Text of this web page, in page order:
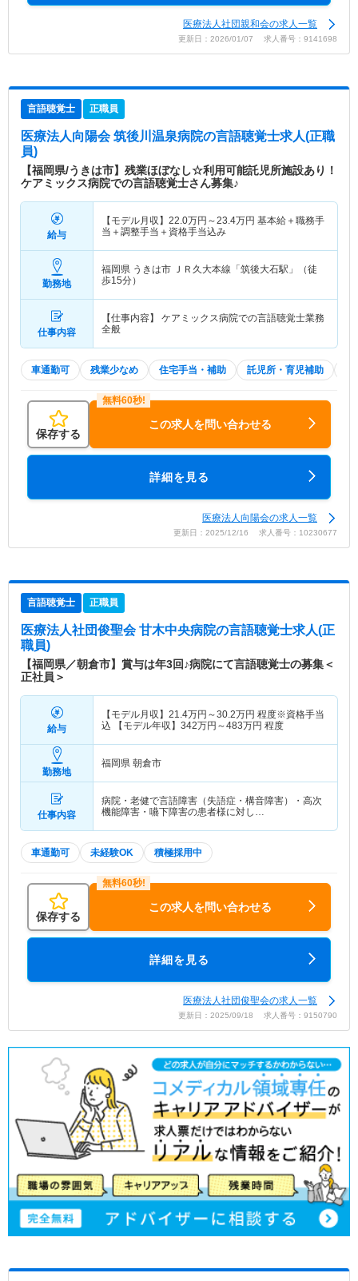
医療法人社団親和会の求人一覧
更新日：2026/01/07 求人番号：9141698
言語聴覚士 正職員
医療法人向陽会 筑後川温泉病院の言語聴覚士求人(正職
員)
【福岡県/うきは市】残業ほぼなし☆利用可能託児所施設あり！
ケアミックス病院での言語聴覚士さん募集♪
給与
【モデル月収】 22.0万円～23.4万円 基本給＋職務手
当＋調整手当＋資格手当込み
勤務地
福岡県 うきは市
ＪＲ久大本線「筑後大石駅」（徒
歩15分）
仕事内容
【仕事内容】 ケアミックス病院での言語聴覚士業務
全般
車通勤可 残業少なめ 住宅手当・補助 託児所・育児補助
保存する
この求人を問い合わせる
詳細を見る
医療法人向陽会の求人一覧
更新日：2025/12/16 求人番号：10230677
言語聴覚士 正職員
医療法人社団俊聖会 甘木中央病院の言語聴覚士求人(正
職員)
【福岡県／朝倉市】賞与は年3回♪病院にて言語聴覚士の募集＜
正社員＞
給与
【モデル月収】 21.4万円～30.2万円 程度※資格手当
込 【モデル年収】 342万円～483万円 程度
勤務地
福岡県 朝倉市
仕事内容
病院・老健で言語障害（失語症・構音障害）・高次
機能障害・嚥下障害の患者様に対し…
車通勤可 未経験OK 積極採用中
保存する
この求人を問い合わせる
詳細を見る
医療法人社団俊聖会の求人一覧
更新日：2025/09/18 求人番号：9150790